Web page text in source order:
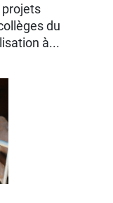
projets
du
à...